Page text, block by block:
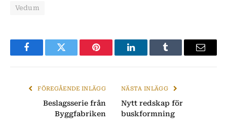
Vedum
FacebookTwitter Pinterest LinkedInTumblr
E-
FÖREGÅENDE INLÄGG
Beslagsserie från
Byggfabriken
NÄSTA INLÄGG
Nytt redskap för
buskformning